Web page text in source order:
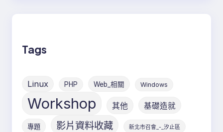
Tags
Linux PHP Web_相關 Windows
Workshop 其他 基礎造就
專題 影片資料收藏 新北市召會_-_汐止區